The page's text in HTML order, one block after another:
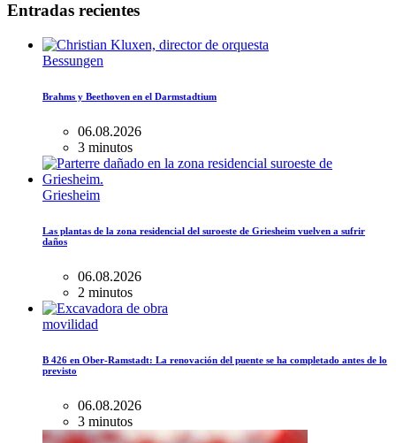
Entradas recientes
Bessungen
Brahms y Beethoven en el Darmstadtium
06.08.2026
3 minutos
Griesheim
Las plantas de la zona residencial del suroeste de Griesheim vuelven a sufrir
daños
06.08.2026
2 minutos
movilidad
B 426 en Ober-Ramstadt: La renovación del puente se ha completado antes de lo
previsto
06.08.2026
3 minutos